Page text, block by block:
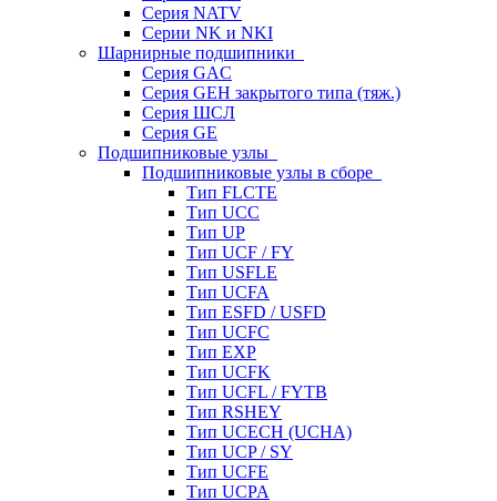
Серия NATV
Серии NK и NKI
Шарнирные подшипники
Серия GAC
Серия GEH закрытого типа (тяж.)
Серия ШСЛ
Серия GE
Подшипниковые узлы
Подшипниковые узлы в сборе
Тип FLCTE
Тип UCC
Тип UP
Тип UCF / FY
Тип USFLE
Тип UCFA
Тип ESFD / USFD
Тип UCFC
Тип EXP
Тип UCFK
Тип UCFL / FYTB
Тип RSHEY
Тип UCECH (UCHA)
Тип UCP / SY
Тип UCFE
Тип UCPA